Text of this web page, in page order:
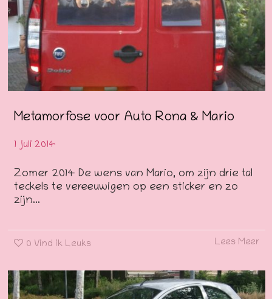
Metamorfose voor Auto Rona & Mario
1 juli 2014
Zomer 2014 De wens van Mario, om zijn drie tal
teckels te vereeuwigen op een sticker en zo
zijn...
0 Vind ik Leuks Lees Meer